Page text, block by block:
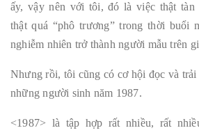
ấy, vậy nên với tôi, đó là việc thật tàn
thật quá “phô trương” trong thời buổi
nghiễm nhiên trở thành người mẫu trên
Nhưng rồi, tôi cũng có cơ hội đọc và trải
những người sinh năm 1987.
<1987> là tập hợp rất nhiều, rất